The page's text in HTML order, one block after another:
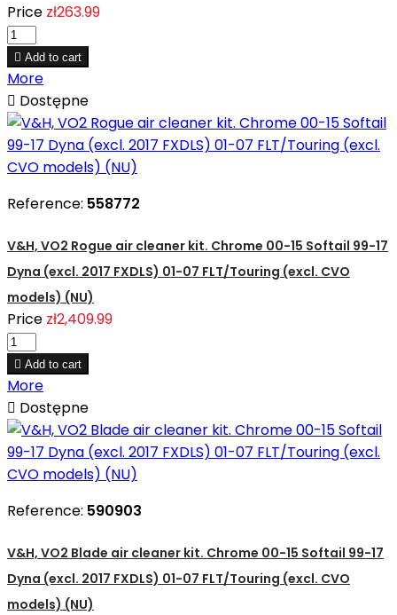
Price zł263.99
 Add to cart
More
 Dostępne
Reference: 558772
V&H, VO2 Rogue air cleaner kit. Chrome 00-15 Softail 99-17
Dyna (excl. 2017 FXDLS) 01-07 FLT/Touring (excl. CVO
models) (NU)
Price zł2,409.99
 Add to cart
More
 Dostępne
Reference: 590903
V&H, VO2 Blade air cleaner kit. Chrome 00-15 Softail 99-17
Dyna (excl. 2017 FXDLS) 01-07 FLT/Touring (excl. CVO
models) (NU)